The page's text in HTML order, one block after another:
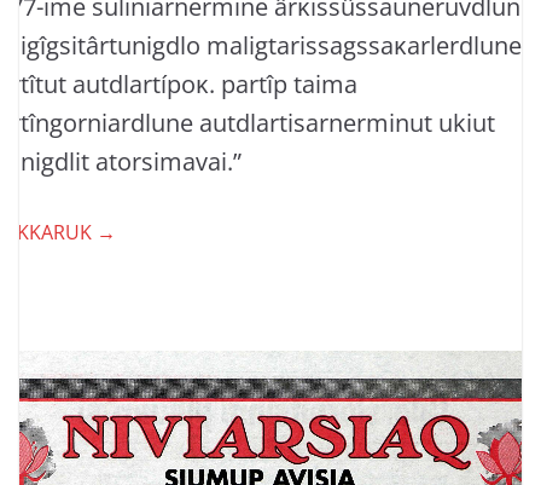
maligtarissagssaĸarlerdlune
autdlartípoĸ. partîp taima
autdlartisarnerminut ukiut
atorsimavai.”
→